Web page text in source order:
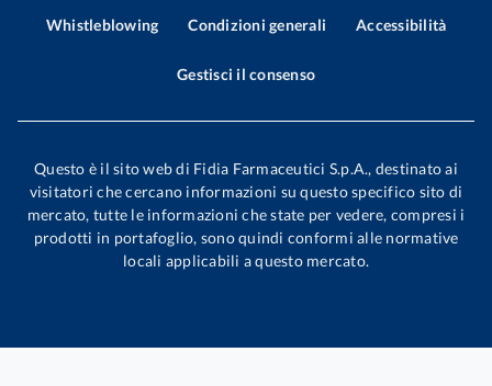
Whistleblowing Condizioni generali Accessibilità
Gestisci il consenso
Questo è il sito web di Fidia Farmaceutici S.p.A., destinato ai
visitatori che cercano informazioni su questo specifico sito di
mercato, tutte le informazioni che state per vedere, compresi i
prodotti in portafoglio, sono quindi conformi alle normative
locali applicabili a questo mercato.